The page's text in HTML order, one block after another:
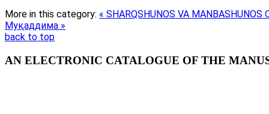
More in this category: « SHARQSHUNOS VA
Муқаддима »
back to top
AN ELECTRONIC CATALOGUE OF THE